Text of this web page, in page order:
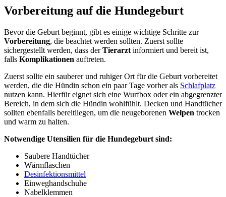
Vorbereitung auf die Hundegeburt
Bevor die Geburt beginnt, gibt es einige wichtige Schritte zur
Vorbereitung, die beachtet werden sollten. Zuerst sollte
sichergestellt werden, dass derTierarzt informiert und bereit ist,
falls Komplikationen auftreten.
Zuerst sollte ein sauberer und ruhiger Ort für die Geburt vorbereitet
werden, die die Hündin schon ein paar Tage vorher als Schlafplatz
nutzen kann. Hierfür eignet sich eine Wurfbox oder ein abgegrenzter
Bereich, in dem sich die Hündin wohlfühlt. Decken und Handtücher
sollten ebenfalls bereitliegen, um die neugeborenen Welpen trocken
und warm zu halten.
Notwendige Utensilien für die Hundegeburt sind:
Saubere Handtücher
Wärmflaschen
Desinfektionsmittel
Einweghandschuhe
Nabelklemmen